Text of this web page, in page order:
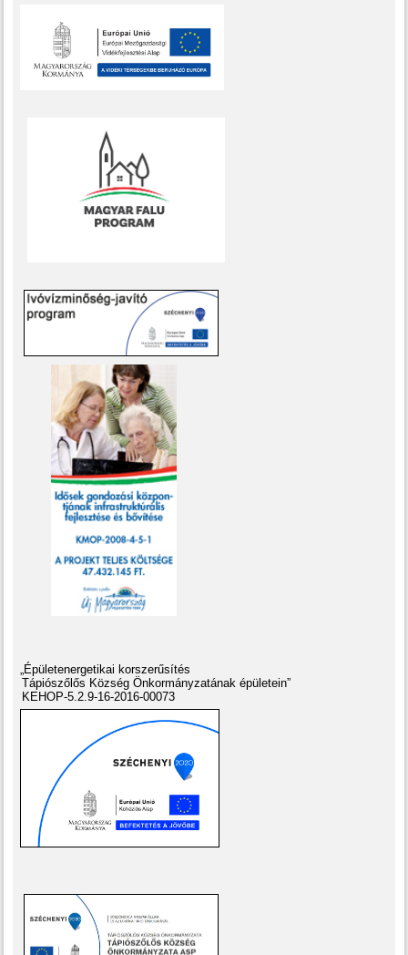
„Épületenergetikai korszerűsítés
Tápiószőlős Község Önkormányzatának épületein”
KEHOP-5.2.9-16-2016-00073